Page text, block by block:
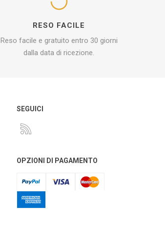
RESO FACILE
Reso facile e gratuito entro 30 giorni
dalla data di ricezione.
SEGUICI
OPZIONI DI PAGAMENTO